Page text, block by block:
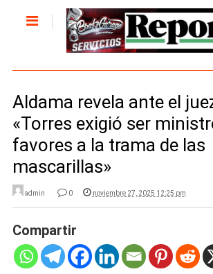
Aldama revela ante el
«Torres exigió ser
favores a la trama de las
mascarillas»
admin 0 noviembre 27, 2025 12:25 pm
Compartir